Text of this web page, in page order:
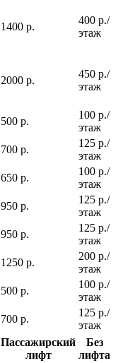
1400 р.
400 р./
этаж
2000 р.
450 р./
этаж
500 р.
100 р./
этаж
700 р.
125 р./
этаж
650 р.
100 р./
этаж
950 р.
125 р./
этаж
950 р.
125 р./
этаж
1250 р.
200 р./
этаж
500 р.
100 р./
этаж
700 р.
125 р./
этаж
Пассажирский
лифт
Без
лифта